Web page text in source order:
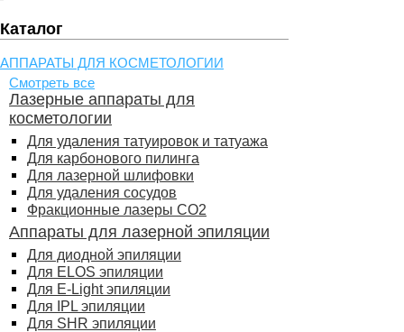
Каталог
АППАРАТЫ ДЛЯ КОСМЕТОЛОГИИ
Смотреть все
Лазерные аппараты для
косметологии
Для удаления татуировок и татуажа
Для карбонового пилинга
Для лазерной шлифовки
Для удаления сосудов
Фракционные лазеры СО2
Аппараты для лазерной эпиляции
Для диодной эпиляции
Для ELOS эпиляции
Для E-Light эпиляции
Для IPL эпиляции
Для SHR эпиляции